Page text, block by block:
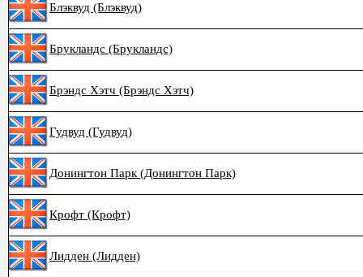
Блэквуд (Блэквуд)
Брукландс (Брукландс)
Брэндс Хэтч (Брэндс Хэтч)
Гудвуд (Гудвуд)
Донингтон Парк (Донингтон Парк)
Крофт (Крофт)
Лидден (Лидден)